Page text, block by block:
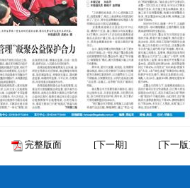
完整版面 [下一期] [下一版